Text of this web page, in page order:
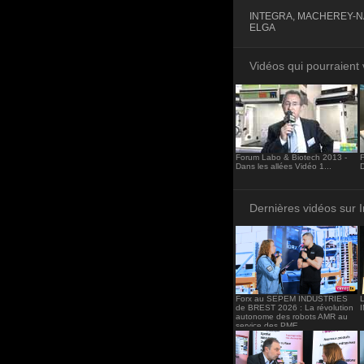
INTEGRA, MACHEREY-
ELGA
Vidéos qui pourraient
Forum Labo & Biotech 2013 -
Dans les allées Vidéo 1...
Dernières vidéos sur
Forx au SEPEM INDUSTRIES
de BREST 2026 : La révolution
autonome des robots AMR au
service des PME